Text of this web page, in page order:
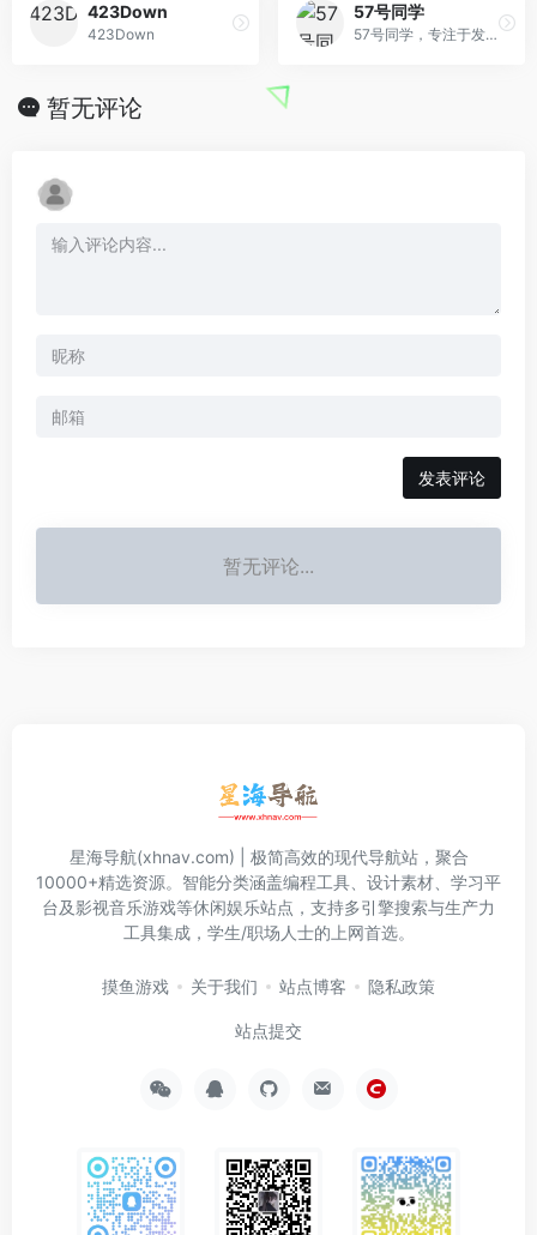
423Down
423Down
57号同学
57号同学，专注于发现优质的安卓/IOS/Windows/Linux/mac软件，致力于分享互联网有趣、好玩、实用的软件工具！万物皆可白嫖，恭喜您发现了宝藏网站！
暂无评论
发表评论
暂无评论...
星海导航(xhnav.com) | 极简高效的现代导航站，聚合
10000+精选资源。智能分类涵盖编程工具、设计素材、学习平
台及影视音乐游戏等休闲娱乐站点，支持多引擎搜索与生产力
工具集成，学生/职场人士的上网首选。
摸鱼游戏 关于我们 站点博客 隐私政策
站点提交